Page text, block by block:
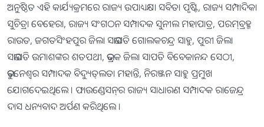
ଅନୁଷ୍ଠିତ ଏହି କାର୍ଯ୍ୟକ୍ରମରେ ରାଜ୍ୟ ଉପାଧ୍ୟକ୍ଷା ସବିତା ପୃଷ୍ଟି, ରାଜ୍ୟ ସମ୍ପାଦିକା
ସୁଚିତ୍ରା ବେହେରା, ରାଜ୍ୟ ସଂଗଠନ ସମ୍ପାଦକ ସୁନୀଲ ମହାପାତ୍ର, ପରମ୍‍ବ୍ରହ୍ମ
ରାଉତ, ଜଗତସିଂହପୁର ଜିଲା ସଭାପତି ଗୋଲକଚନ୍ଦ୍ର ସାହୁ, ପୁରୀ ଜିଲା
ସଭାପତି ଉମାଶଙ୍କର ଶତପଥୀ, ଭଦ୍ରକ ଜିଲା ସାପତି ବିବେକାନନ୍ଦ ସେଠୀ,
ଭୁବନେଶ୍ୱର ସମ୍ପାଦକ ବିଦ୍ୟୁତ୍‍ଲତା ମହାନ୍ତି, ନିରଞ୍ଜନ ସାହୁ ପ୍ରମୁଖ
ଯୋଗଦେଇଥିଲେ । ଫାଉଣ୍ଡେସନ୍‍ର ରାଜ୍ୟ ସାଧାରଣ ସମ୍ପାଦକ ରାଜେନ୍ଦ୍ର
ଦାସ ଧନ୍ୟବାଦ ଅର୍ପଣ କରିଥିଲେ ।